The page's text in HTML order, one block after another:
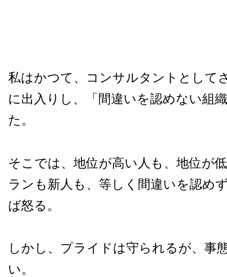
私はかつて、コンサルタントとして
に出入りし、「間違いを認めない組
た。
そこでは、地位が高い人も、地位が
ランも新人も、等しく間違いを認め
ば怒る。
しかし、プライドは守られるが、事
い。